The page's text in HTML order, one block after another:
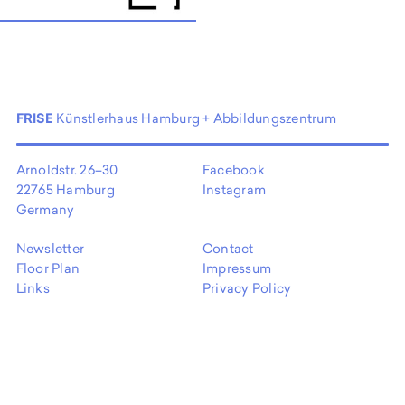
FRISE Künstlerhaus Hamburg + Abbildungszentrum
Arnoldstr. 26–30
22765 Hamburg
Germany
Facebook
Instagram
Newsletter
Floor Plan
Links
Contact
Impressum
Privacy Policy